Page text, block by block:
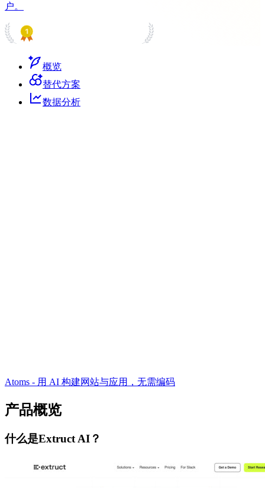
户。
概览
替代方案
数据分析
Atoms - 用 AI 构建网站与应用，无需编码
产品概览
什么是Extruct AI？